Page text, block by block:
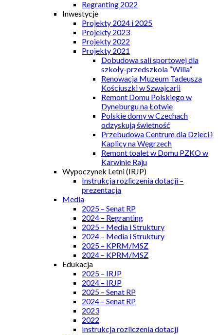
Regranting 2022
Inwestycje
Projekty 2024 i 2025
Projekty 2023
Projekty 2022
Projekty 2021
Dobudowa sali sportowej dla
szkoły-przedszkola “Wilia”
Renowacja Muzeum Tadeusza
Kościuszki w Szwajcarii
Remont Domu Polskiego w
Dyneburgu na Łotwie
Polskie domy w Czechach
odzyskują świetność
Przebudowa Centrum dla Dzieci i
Kaplicy na Węgrzech
Remont toalet w Domu PZKO w
Karwinie Raju
Wypoczynek Letni (IRJP)
Instrukcja rozliczenia dotacji –
prezentacja
Media
2025 – Senat RP
2024 – Regranting
2025 – Media i Struktury
2024 – Media i Struktury
2025 – KPRM/MSZ
2024 – KPRM/MSZ
Edukacja
2025 – IRJP
2024 – IRJP
2025 – Senat RP
2024 – Senat RP
2023
2022
Instrukcja rozliczenia dotacji